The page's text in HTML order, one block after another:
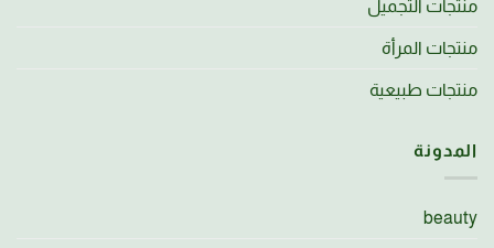
منتجات التجميل
منتجات المرأة
منتجات طبيعية
المدونة
beauty